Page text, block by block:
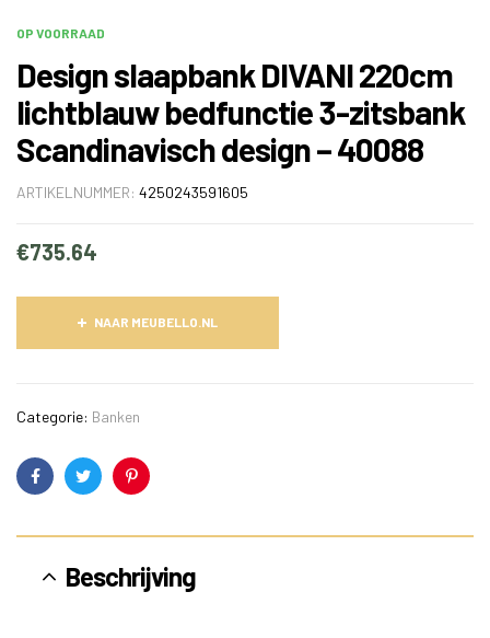
OP VOORRAAD
Design slaapbank DIVANI 220cm
lichtblauw bedfunctie 3-zitsbank
Scandinavisch design – 40088
ARTIKELNUMMER: 4250243591605
€735.64
NAAR MEUBELLO.NL
Categorie: Banken
FacebookTwitterPinterest
Beschrijving